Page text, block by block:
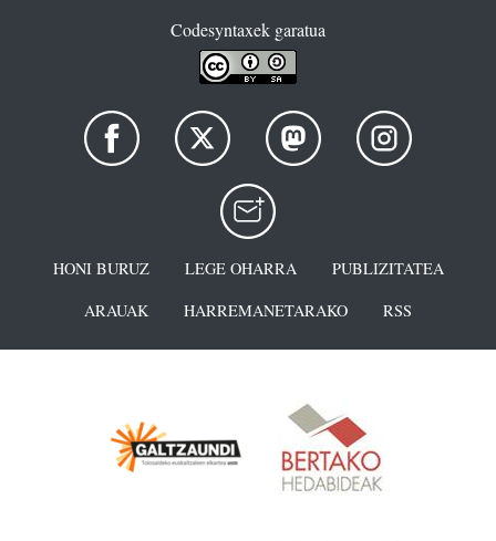
Codesyntaxek garatua
HONI BURUZ LEGE OHARRA
PUBLIZITATEA
ARAUAK
HARREMANETARAKO RSS